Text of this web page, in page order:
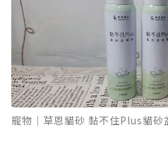
寵物｜草恩貓砂 黏不住Plus貓